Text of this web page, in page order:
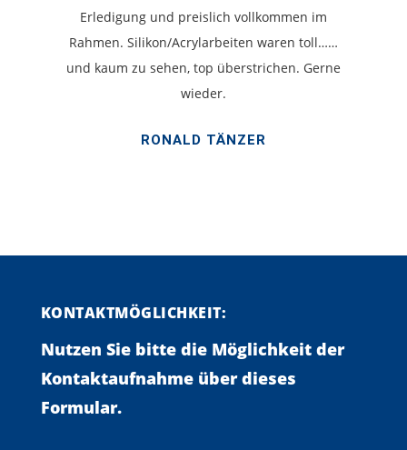
Erledigung und preislich vollkommen im
Rahmen. Silikon/Acrylarbeiten waren toll……
und kaum zu sehen, top überstrichen. Gerne
wieder.
RONALD TÄNZER
KONTAKTMÖGLICHKEIT:
Nutzen Sie bitte die Möglichkeit der
Kontaktaufnahme über dieses
Formular.